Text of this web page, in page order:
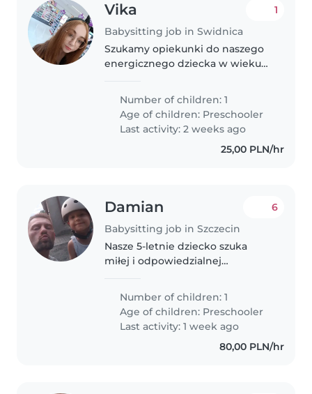
Vika
Babysitting job in Swidnica
1
Szukamy opiekunki do naszego
energicznego dziecka w wieku
widzielibyśmy kogoś, kto mówi
po polsku i ukraińsku. Zależy
nam na ciepłej, odpowiedzialnej
osobie,..
Number of children: 1
Age of children: Preschooler
Last activity: 2 weeks ago
25,00 PLN/hr
Damian
Babysitting job in Szczecin
6
Nasze 5-letnie dziecko szuka
miłej i odpowiedzialnej
Potrzebujemy kogoś, kto poradzi
sobie z inteligentnym i
spokojnym maluchem.
Doświadczenie mile widziane,..
Number of children: 1
Age of children: Preschooler
Last activity: 1 week ago
80,00 PLN/hr